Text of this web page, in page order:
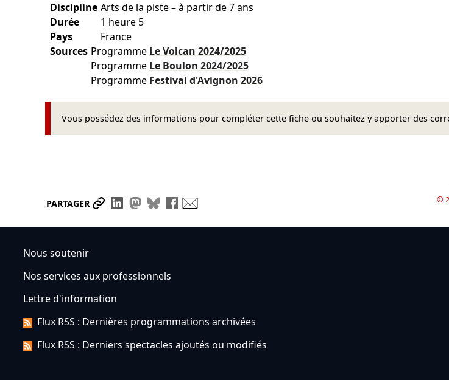
Discipline Arts de la piste – à partir de 7 ans
Durée
1 heure 5
Pays
France
Sources Programme Le Volcan2024/2025
Programme Le Boulon2024/2025
Programme Festival d'Avignon2026
Vous possédez des informations pour compléter cette fiche ou souhaitez y apporter des
PARTAGER Partager le lien
Partager sur LinkedIn
Partager sur Mastodon
Partager sur Bluesky
Partager sur Facebook ©
Nous soutenir
Nos services aux professionnels
Lettre d'information
Flux RSS : Dernières programmations archivées
Flux RSS : Derniers spectacles ajoutés ou modifiés